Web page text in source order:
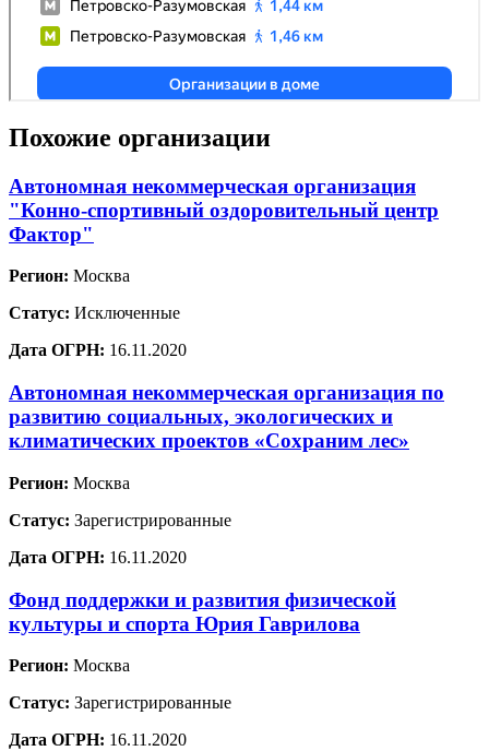
Похожие организации
Автономная некоммерческая организация
"Конно-спортивный оздоровительный центр
Фактор"
Регион: Москва
Статус: Исключенные
Дата ОГРН: 16.11.2020
Автономная некоммерческая организация по
развитию социальных, экологических и
климатических проектов «Сохраним лес»
Регион: Москва
Статус: Зарегистрированные
Дата ОГРН: 16.11.2020
Фонд поддержки и развития физической
культуры и спорта Юрия Гаврилова
Регион: Москва
Статус: Зарегистрированные
Дата ОГРН: 16.11.2020